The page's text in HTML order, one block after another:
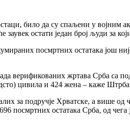
било да су спаљени у војним
остати један број људи за
посмртних остатака
верификованих жртава Срба са
цивила и 424 жена – каже
за подручје Хрватске, а више
посмртних остатака Срба, од